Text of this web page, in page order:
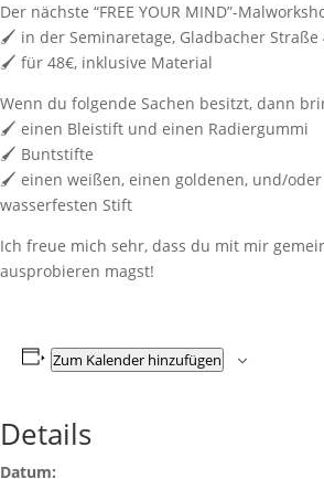
Der nächste “FREE YOUR MIND”-
🖌️ in der Seminaretage, Gladbacher Straße
🖌️ für 48€, inklusive Material
Wenn du folgende Sachen besitzt, dann
🖌️ einen Bleistift und einen Radiergummi
🖌️ Buntstifte
🖌️ einen weißen, einen goldenen, und/
wasserfesten Stift
Ich freue mich sehr, dass du mit mir
ausprobieren magst!
Zum Kalender hinzufügen
Details
Datum: